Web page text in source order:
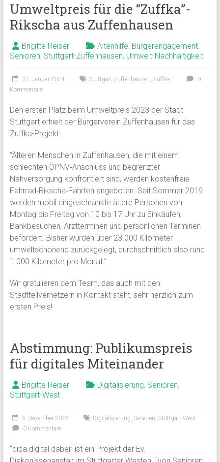
Umweltpreis für die “Zuffka”-
Rikscha aus Zuffenhausen
Brigitte Reiser Altenhilfe, Bürgerengagement,
Senioren, Stuttgart-Zuffenhausen, Umwelt-Nachhaltigkeit
31. Januar 2024 Stuttgart-Zuffenhausen, Zuffka
0
Kommentare
Den ersten Platz beim Umweltpreis 2023 der Stadt
Stuttgart erhielt der Bürgerverein Zuffenhausen für das
Zuffka-Projekt:
“Älteren Menschen in Zuffenhausen, die mit einem
schlechten ÖPNV‐Anschluss und begrenzter
Nahversorgung konfrontiert sind, werden kostenfreie
Fahrrad‐Rikscha‐Fahrten angeboten. Seit Sommer 2019
werden mobil eingeschränkte ältere Personen von
Montag bis Freitag von 10 bis 17 Uhr zu Einkäufen,
Bankbesuchen, Arztterminen und persönlichen Terminen
befördert. Bisher wurden über 23.000 Kilometer
umweltschonend zurückgelegt, durchschnittlich also rund
1.000 Kilometer pro Monat.”
Wir gratulieren dem Team, das auch mit den
Stadtteilvernetzern in Kontakt steht, sehr herzlich zum
ersten Preis!
Abstimmung: Publikumspreis
für digitales Miteinander
Brigitte Reiser Digitalisierung, Senioren,
Stuttgart-West
5. Dezember 2022 Digitalisierung, Senioren, Stuttgart-West
0 Kommentare
“dida.digital dabei” ist ein Projekt der Ev.